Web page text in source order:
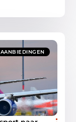
AANBIEDINGEN